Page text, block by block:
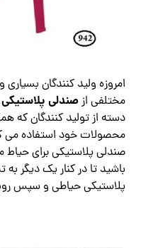
امروزه ولید کنندگان
مختلفی از صندلی پلاستیکی
دسته از تولید کنندگان که
محصولات خود استفاده می
صندلی پلاستیکی برای حیاط
باشید تا در کنار یک دیگر به
پلاستیکی حیاطی و سپس